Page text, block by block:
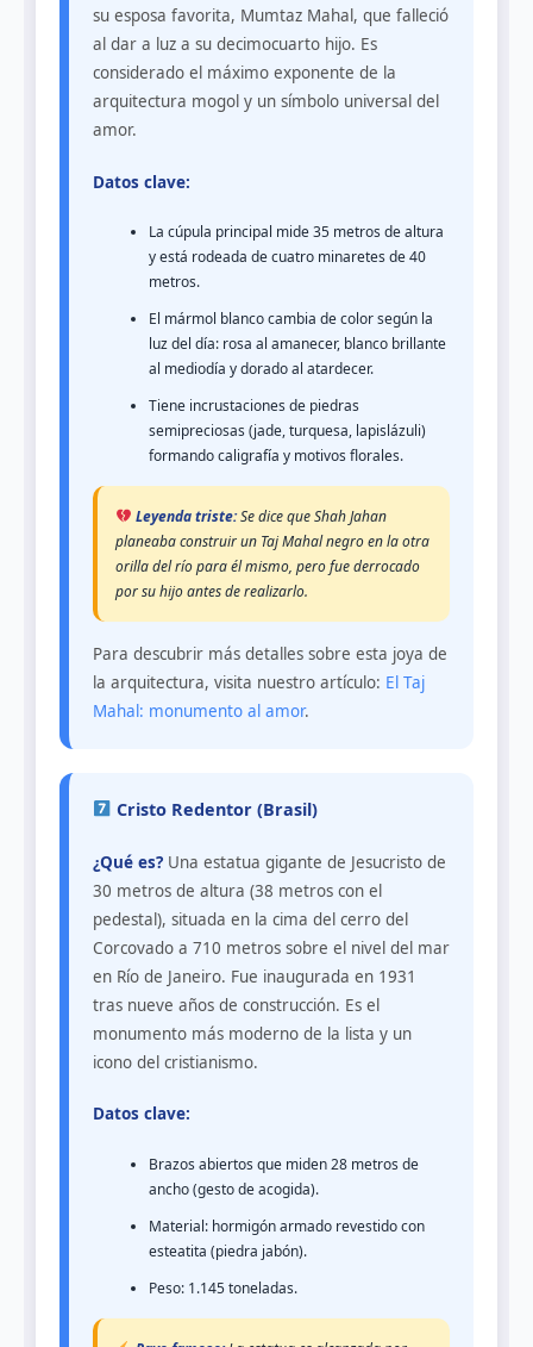
su esposa favorita, Mumtaz Mahal, que falleció
al dar a luz a su decimocuarto hijo. Es
considerado el máximo exponente de la
arquitectura mogol y un símbolo universal del
amor.
Datos clave:
La cúpula principal mide 35 metros de altura
y está rodeada de cuatro minaretes de 40
metros.
El mármol blanco cambia de color según la
luz del día: rosa al amanecer, blanco brillante
al mediodía y dorado al atardecer.
Tiene incrustaciones de piedras
semipreciosas (jade, turquesa, lapislázuli)
formando caligrafía y motivos florales.
Leyenda triste:Se dice que Shah Jahan
planeaba construir un Taj Mahal negro en la otra
orilla del río para él mismo, pero fue derrocado
por su hijo antes de realizarlo.
Para descubrir más detalles sobre esta joya de
la arquitectura, visita nuestro artículo: El Taj
Mahal: monumento al amor.
Cristo Redentor (Brasil)
¿Qué es? Una estatua gigante de Jesucristo de
30 metros de altura (38 metros con el
pedestal), situada en la cima del cerro del
Corcovado a 710 metros sobre el nivel del mar
en Río de Janeiro. Fue inaugurada en 1931
tras nueve años de construcción. Es el
monumento más moderno de la lista y un
icono del cristianismo.
Datos clave:
Brazos abiertos que miden 28 metros de
ancho (gesto de acogida).
Material: hormigón armado revestido con
esteatita (piedra jabón).
Peso: 1.145 toneladas.